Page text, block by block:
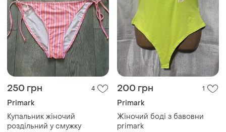
250 грн 4
Primark
Купальник жіночий
роздільний у смужку
і ще 1
200 грн 1
Primark
Жіночий боді з бавовни
primark
M
TOP TOP